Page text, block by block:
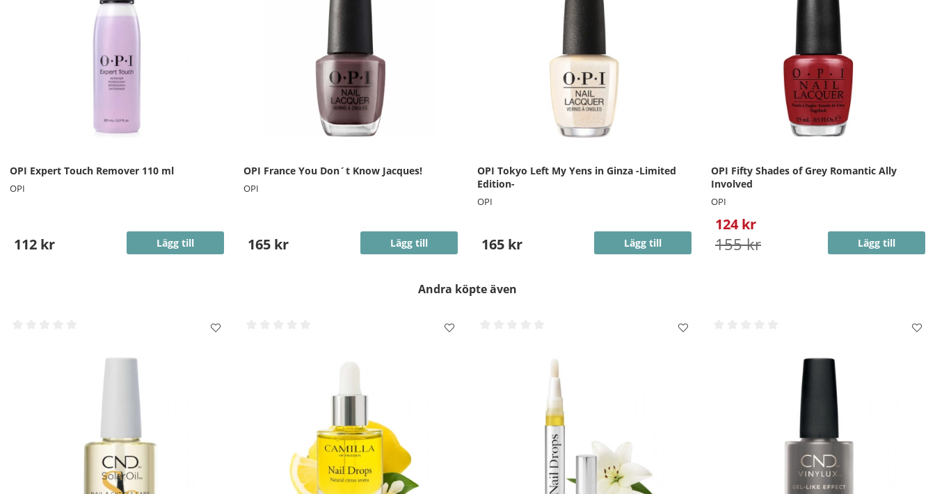
OPI Expert Touch Remover 110 ml
OPI
112 kr Lägg till
OPI France You Don´t Know Jacques!
OPI
165 kr Lägg till
OPI Tokyo Left My Yens in Ginza -Limited
Edition-
OPI
165 kr Lägg till
OPI Fifty Shades of Grey Romantic Ally
Involved
OPI
124 kr
155 kr Lägg till
Andra köpte även